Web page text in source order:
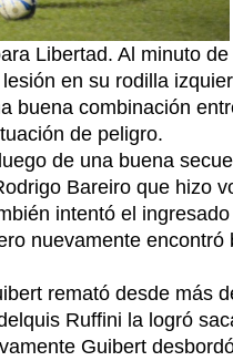
Libertad. Al minuto
en su rodilla
buena combinación
de peligro.
de una buena
Bareiro que hizo
intentó el
nuevamente encontró
remató desde más
Ruffini la logró
Guibert